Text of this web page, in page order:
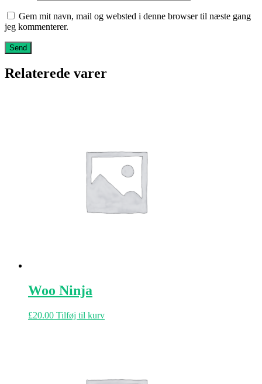
Gem mit navn, mail og websted i denne browser til næste gang
jeg kommenterer.
Relaterede varer
Woo Ninja
£20.00 Tilføj til kurv